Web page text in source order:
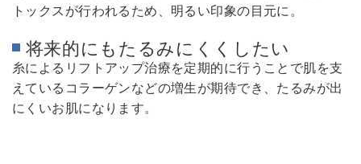
トックスが行われるため、明るい印象の目元に。
将来的にもたるみにくくしたい
糸によるリフトアップ治療を定期的に行うことで肌を支
えているコラーゲンなどの増生が期待でき、たるみが出
にくいお肌になります。